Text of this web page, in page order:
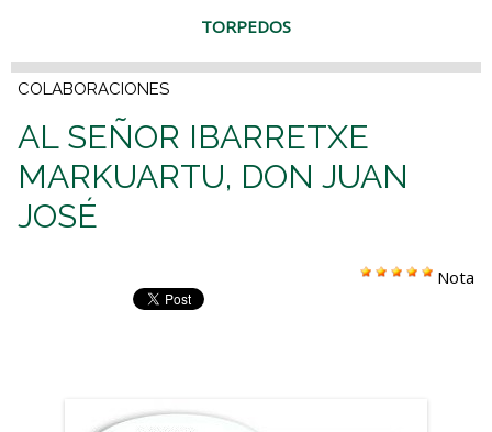
TORPEDOS
COLABORACIONES
AL SEÑOR IBARRETXE
MARKUARTU, DON JUAN
JOSÉ
Nota